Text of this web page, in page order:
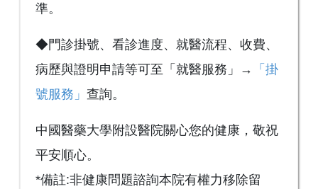
準。
◆門診掛號、看診進度、就醫流程、收費、
病歷與證明申請等可至「就醫服務」→
「掛
號服務」 查詢。
中國醫藥大學附設醫院關心您的健康，敬祝
平安順心。
*備註:非健康問題諮詢本院有權力移除留